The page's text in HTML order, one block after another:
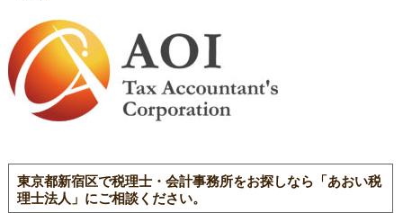
東京都新宿区で税理士・会計事務所をお探しなら「あおい税
理士法人」にご相談ください。